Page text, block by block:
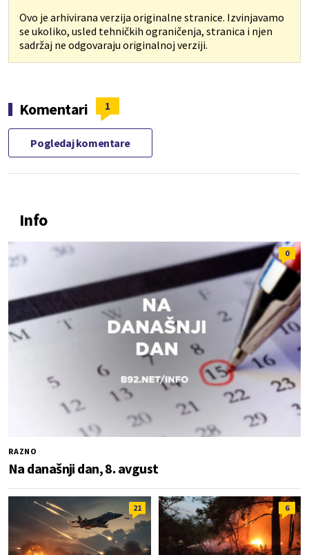
Ovo je arhivirana verzija originalne stranice. Izvinjavamo
se ukoliko, usled tehničkih ograničenja, stranica i njen
sadržaj ne odgovaraju originalnoj verziji.
Komentari 1
Pogledaj komentare
Info
0
RAZNO
Na današnji dan, 8. avgust
21 6